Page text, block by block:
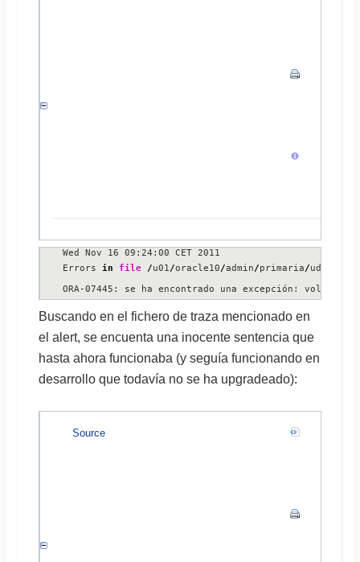
Wed Nov 16 09:24:00 CET 2011
Errors in file /u01 /oracle10/admin/primaria/udump
ORA-07445: se ha encontrado una excepción: volcado
Buscando en el fichero de traza mencionado en
el alert, se encuenta una inocente sentencia que
hasta ahora funcionaba (y seguía funcionando en
desarrollo que todavía no se ha upgradeado):
Source